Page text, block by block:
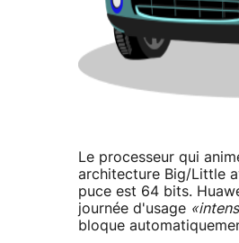
Le processeur qui
architecture Big/Little
puce est 64 bits.
journée d'usage
bloque